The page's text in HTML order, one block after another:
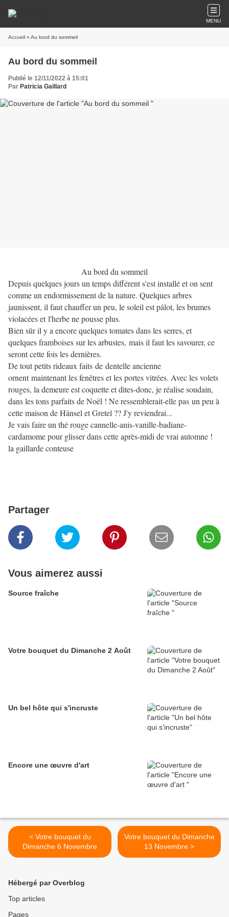
MENU
Accueil » Au bord du sommeil
Au bord du sommeil
Publié le 12/11/2022 à 15:01
Par Patricia Gaillard
Au bord du sommeil
Depuis quelques jours un temps différent s'est installé et on sent
comme un endormissement de la nature. Quelques arbres
jaunissent, il faut chauffer un peu, le soleil est pâlot, les brumes
violacées et l'herbe ne pousse plus.
Bien sûr il y a encore quelques tomates dans les serres, et
quelques framboises sur les arbustes, mais il faut les savourer, ce
seront cette fois les dernières.
De tout petits rideaux faits de dentelle ancienne
ornent maintenant les fenêtres et les portes vitrées. Avec les volets
rouges, la demeure est coquette et dites-donc, je réalise soudain,
dans les tons parfaits de Noël ! Ne ressemblerait-elle pas un peu à
cette maison de Hänsel et Gretel ?? J'y reviendrai...
Je vais faire un thé rouge cannelle-anis-vanille-badiane-
cardamome pour glisser dans cette après-midi de vrai automne !
la gaillarde conteuse
Partager
Vous aimerez aussi
Source fraîche
Votre bouquet du Dimanche 2 Août
Un bel hôte qui s'incruste
Encore une œuvre d'art
< Votre bouquet du
Dimanche 6 Novembre
Votre bouquet du Dimanche
13 Novembre >
Hébergé par Overblog
Top articles
Pages